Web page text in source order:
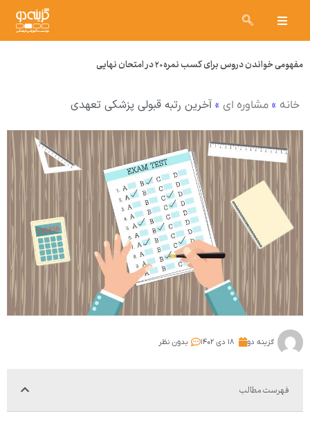
مفهومی خواندن دروس برای کسب نمره ۲۰ در امتحان نهایی
خانه » مشاوره ای » آخرین رتبه قبولی پزشکی تعهدی
گزینه دو ۱۸ دی ۱۴۰۲ بدون نظر
فهرست مطالب